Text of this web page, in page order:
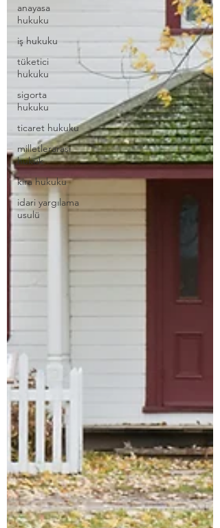
anayasa
hukuku
iş hukuku
tüketici
hukuku
sigorta
hukuku
ticaret hukuku
milletlerarası
hukuk
kira hukuku
idari yargılama
usulü